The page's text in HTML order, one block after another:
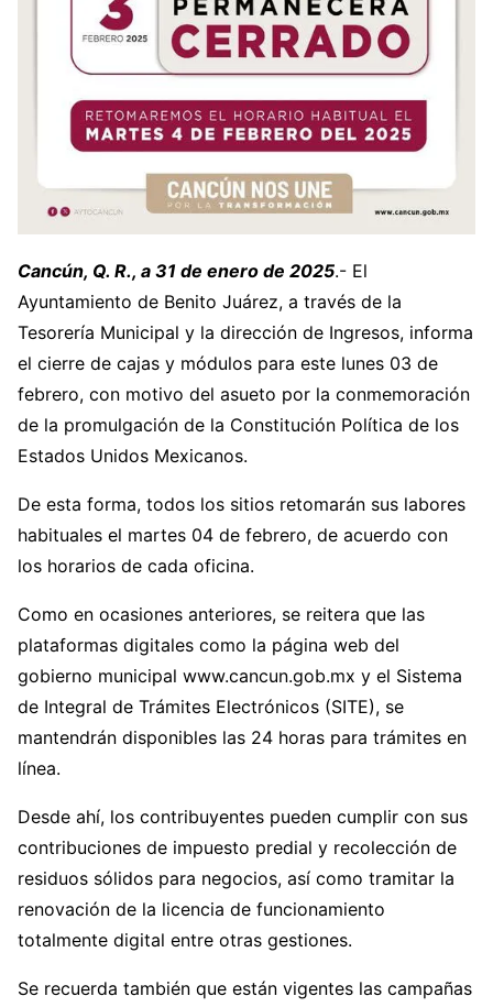
Cancún, Q. R., a 31 de enero de 2025.- El
Ayuntamiento de Benito Juárez, a través de la
Tesorería Municipal y la dirección de Ingresos, informa
el cierre de cajas y módulos para este lunes 03 de
febrero, con motivo del asueto por la conmemoración
de la promulgación de la Constitución Política de los
Estados Unidos Mexicanos.
De esta forma, todos los sitios retomarán sus labores
habituales el martes 04 de febrero, de acuerdo con
los horarios de cada oficina.
Como en ocasiones anteriores, se reitera que las
plataformas digitales como la página web del
gobierno municipal www.cancun.gob.mx y el Sistema
de Integral de Trámites Electrónicos (SITE), se
mantendrán disponibles las 24 horas para trámites en
línea.
Desde ahí, los contribuyentes pueden cumplir con sus
contribuciones de impuesto predial y recolección de
residuos sólidos para negocios, así como tramitar la
renovación de la licencia de funcionamiento
totalmente digital entre otras gestiones.
Se recuerda también que están vigentes las campañas